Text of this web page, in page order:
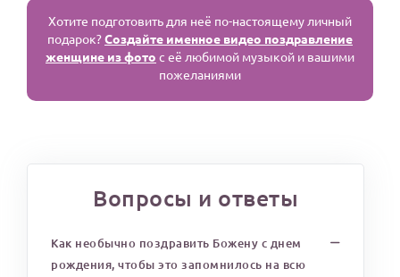
Хотите подготовить для неё по-настоящему личный
подарок?Создайте именное видео поздравление
женщине из фото с её любимой музыкой и вашими
пожеланиями
Вопросы и ответы
Как необычно поздравить Божену с днем
рождения, чтобы это запомнилось на всю